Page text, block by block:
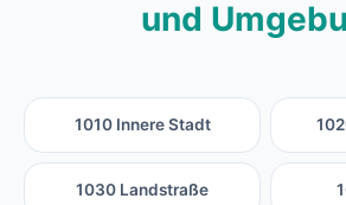
und
1010 Innere Stadt
1030 Landstraße